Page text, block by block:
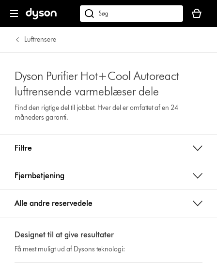
Søg
på
er
tom
Luftrensere
Dyson Purifier Hot+Cool Autoreact
luftrensende varmeblæser dele
Find den rigtige del til jobbet. Hver del er omfattet af en 24
måneders garanti.
Filtre
Fjernbetjening
Alle andre reservedele
Designet til at give resultater
Få mest muligt ud af Dysons teknologi: